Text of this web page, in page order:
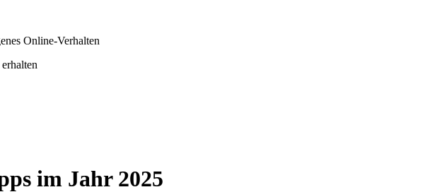
Online-Verhalten
im Jahr 2025